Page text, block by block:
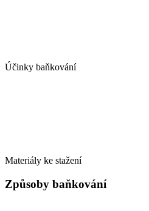
Účinky baňkování
Materiály ke stažení
Způsoby baňkování